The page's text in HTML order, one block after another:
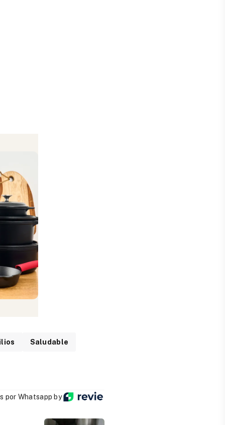
Saludable
por Whatsapp by